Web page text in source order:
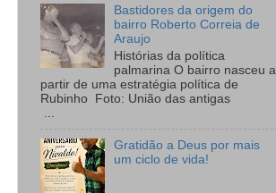
Bastidores da origem do
bairro Roberto Correia de
Araujo
Histórias da política
palmarina O bairro nasceu a
partir de uma estratégia política de
Rubinho Foto: União das antigas
Gratidão a Deus por mais
um ciclo de vida!